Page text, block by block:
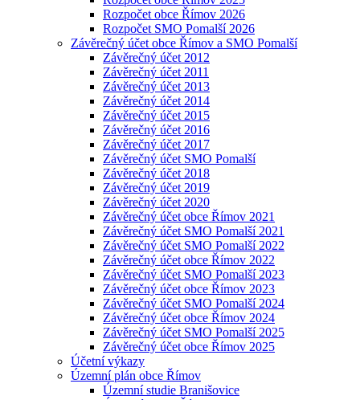
Rozpočet obce Římov 2026
Rozpočet SMO Pomalší 2026
Závěrečný účet obce Římov a SMO Pomalší
Závěrečný účet 2012
Závěrečný účet 2011
Závěrečný účet 2013
Závěrečný účet 2014
Závěrečný účet 2015
Závěrečný účet 2016
Závěrečný účet 2017
Závěrečný účet SMO Pomalší
Závěrečný účet 2018
Závěrečný účet 2019
Závěrečný účet 2020
Závěrečný účet obce Římov 2021
Závěrečný účet SMO Pomalší 2021
Závěrečný účet SMO Pomalší 2022
Závěrečný účet obce Římov 2022
Závěrečný účet SMO Pomalší 2023
Závěrečný účet obce Římov 2023
Závěrečný účet SMO Pomalší 2024
Závěrečný účet obce Římov 2024
Závěrečný účet SMO Pomalší 2025
Závěrečný účet obce Římov 2025
Účetní výkazy
Územní plán obce Římov
Územní studie Branišovice